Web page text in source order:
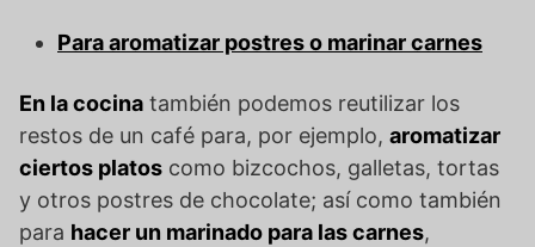
Para aromatizar postres o marinar carnes
En la cocina también podemos reutilizar los
restos de un café para, por ejemplo, aromatizar
ciertos platos como bizcochos, galletas, tortas
y otros postres de chocolate; así como también
para hacer un marinado para las carnes,